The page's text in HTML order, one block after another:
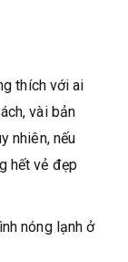
thích với ai
vài bản
nhiên, nếu
hết vẻ đẹp
nóng lạnh ở